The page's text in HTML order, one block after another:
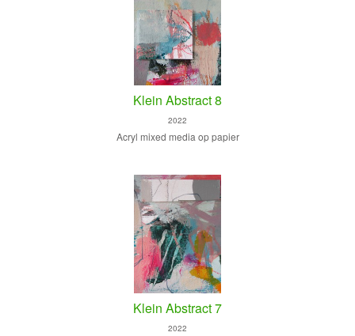
Klein Abstract 8
2022
Acryl mixed media op papier
Klein Abstract 7
2022